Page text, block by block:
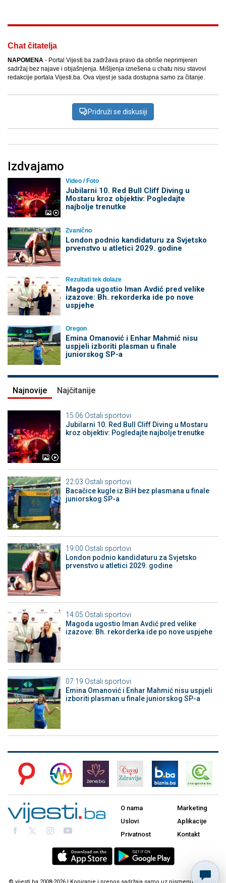
Chat čitatelja
NAPOMENA - Portal Vijesti.ba zadržava pravo da obriše neprimjeren
sadržaj bez najave i objašnjenja. Mišljenja iznešena u chatu nisu stavovi
redakcije portala Vijesti.ba. Ova vijest je sada dostupna samo za čitanje.
Pridruži se diskusiji
Izdvajamo
Video / Foto
Jubilarni 10. Red Bull Cliff Diving u
Mostaru kroz objektiv: Pogledajte
najbolje trenutke
Zvanično
London podnio kandidaturu za Svjetsko
prvenstvo u atletici 2029. godine
Rezultati tek dolaze
Magoda ugostio Iman Avdić pred velike
izazove: Bh. rekorderka ide po nove
uspjehe
Oregon
Emina Omanović i Enhar Mahmić nisu
uspjeli izboriti plasman u finale
juniorskog SP-a
Najnovije Najčitanije
15:06 Ostali sportovi
Jubilarni 10. Red Bull Cliff Diving u Mostaru
kroz objektiv: Pogledajte najbolje trenutke
22:03 Ostali sportovi
Bacačice kugle iz BiH bez plasmana u finale
juniorskog SP-a
19:00 Ostali sportovi
London podnio kandidaturu za Svjetsko
prvenstvo u atletici 2029. godine
14:05 Ostali sportovi
Magoda ugostio Iman Avdić pred velike
izazove: Bh. rekorderka ide po nove uspjehe
07:19 Ostali sportovi
Emina Omanović i Enhar Mahmić nisu uspjeli
izboriti plasman u finale juniorskog SP-a
O nama
Uslovi
Privatnost
Marketing
Aplikacije
Kontakt